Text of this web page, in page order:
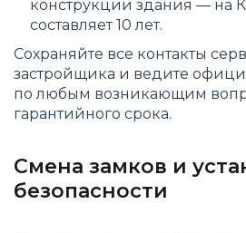
конструкции здания — на
составляет 10 лет.
Сохраняйте все контакты
застройщика и ведите
по любым возникающим
гарантийного срока.
Смена замков и
безопасности